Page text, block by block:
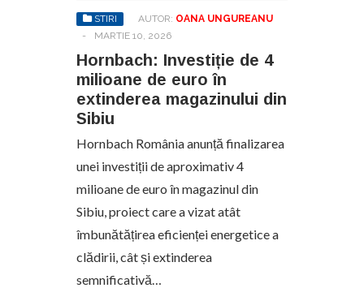
STIRI AUTOR: OANA UNGUREANU
-
MARTIE 10, 2026
Hornbach: Investiție de 4
milioane de euro în
extinderea magazinului din
Sibiu
Hornbach România anunță finalizarea
unei investiții de aproximativ 4
milioane de euro în magazinul din
Sibiu, proiect care a vizat atât
îmbunătățirea eficienței energetice a
clădirii, cât și extinderea
semnificativă…